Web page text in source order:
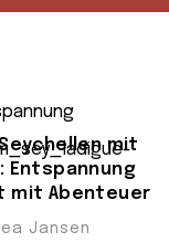
mit
Entspannung
mit Abenteuer
Jansen